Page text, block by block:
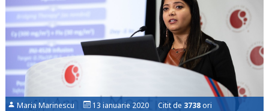
Maria Marinescu 13 ianuarie 2020 Citit de 3738ori